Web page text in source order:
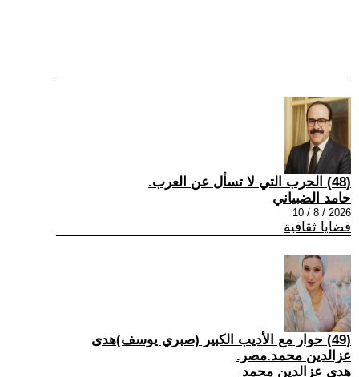
(48) الحرب التي لا تسأل عن العرب.
حامد الضبياني
2026 / 8 / 10
قضايا ثقافية
(49) حوار مع الأديب الكبير (صبري يوسف)هدى
عزالدين محمد.مصر.
هدى عزالدين محمد